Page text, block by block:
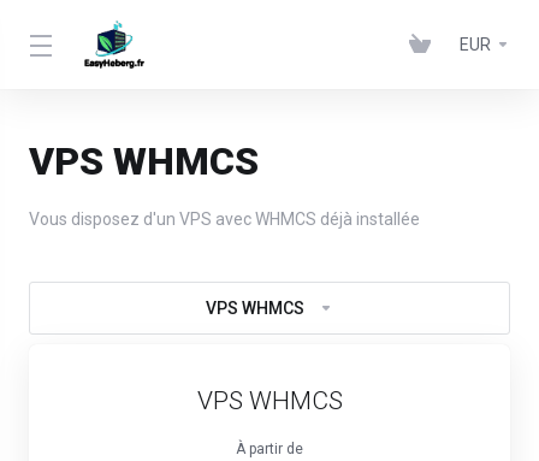
EUR
VPS WHMCS
Vous disposez d'un VPS avec WHMCS déjà installée
VPS WHMCS
VPS WHMCS
À partir de